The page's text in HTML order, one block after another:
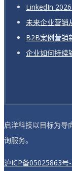
LinkedIn
未来企业营销
B2B案例营销
企业如何持续
启洋科技以目标为导
询服务。
沪ICP备05025863号